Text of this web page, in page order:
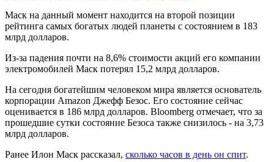
Маск на данный момент находится на второй позиции
рейтинга самых богатых людей планеты с состоянием в 183
млрд долларов.
Из-за падения почти на 8,6% стоимости акций его компании
электромобилей Маск потерял 15,2 млрд долларов.
На сегодня богатейшим человеком мира является основатель
корпорации Amazon Джефф Безос. Его состояние сейчас
оценивается в 186 млрд долларов. Bloomberg отмечает, что за
прошедшие сутки состояние Безоса также снизилось - на 3,73
млрд долларов.
Ранее Илон Маск рассказал, сколько часов в день он спит.